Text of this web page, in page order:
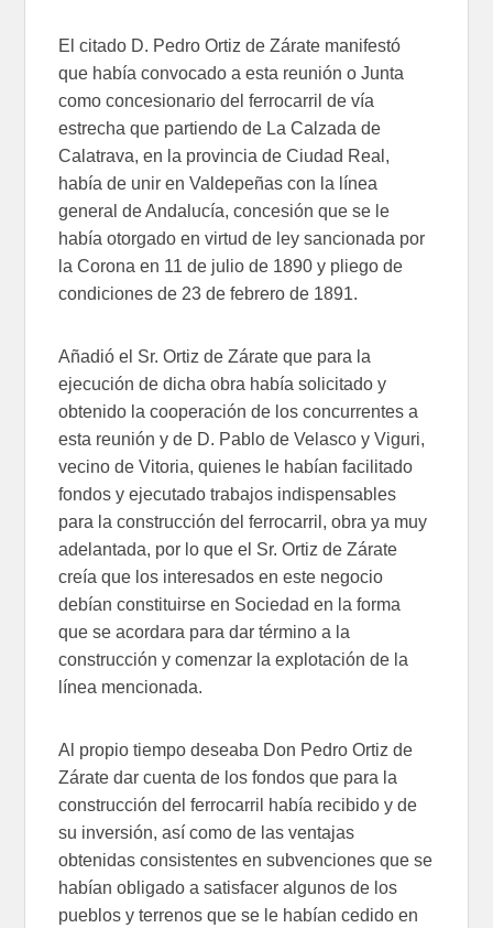
El citado D. Pedro Ortiz de Zárate manifestó
que había convocado a esta reunión o Junta
como concesionario del ferrocarril de vía
estrecha que partiendo de La Calzada de
Calatrava, en la provincia de Ciudad Real,
había de unir en Valdepeñas con la línea
general de Andalucía, concesión que se le
había otorgado en virtud de ley sancionada por
la Corona en 11 de julio de 1890 y pliego de
condiciones de 23 de febrero de 1891.
Añadió el Sr. Ortiz de Zárate que para la
ejecución de dicha obra había solicitado y
obtenido la cooperación de los concurrentes a
esta reunión y de D. Pablo de Velasco y Viguri,
vecino de Vitoria, quienes le habían facilitado
fondos y ejecutado trabajos indispensables
para la construcción del ferrocarril, obra ya muy
adelantada, por lo que el Sr. Ortiz de Zárate
creía que los interesados en este negocio
debían constituirse en Sociedad en la forma
que se acordara para dar término a la
construcción y comenzar la explotación de la
línea mencionada.
Al propio tiempo deseaba Don Pedro Ortiz de
Zárate dar cuenta de los fondos que para la
construcción del ferrocarril había recibido y de
su inversión, así como de las ventajas
obtenidas consistentes en subvenciones que se
habían obligado a satisfacer algunos de los
pueblos y terrenos que se le habían cedido en